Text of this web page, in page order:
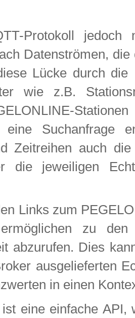
Protokoll jedoch
Datenströmen,
Lücke durch die
wie z.B.
Suchanfrage
Zeitreihen auch
die jeweiligen
Links zum
zu den
abzurufen. Dies
ausgelieferten
in einen
eine einfache API,